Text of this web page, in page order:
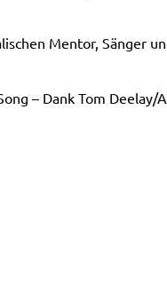
Mentor, Sänger
– Dank Tom Deelay/